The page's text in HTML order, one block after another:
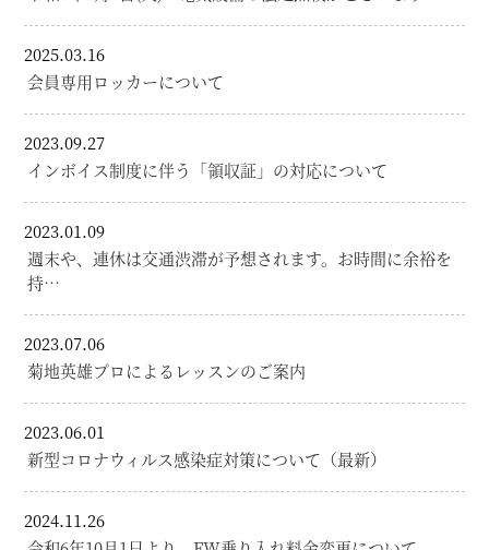
2025.03.16
会員専用ロッカーについて
2023.09.27
インボイス制度に伴う「領収証」の対応について
2023.01.09
週末や、連休は交通渋滞が予想されます。お時間に余裕を
持…
2023.07.06
菊地英雄プロによるレッスンのご案内
2023.06.01
新型コロナウィルス感染症対策について（最新）
2024.11.26